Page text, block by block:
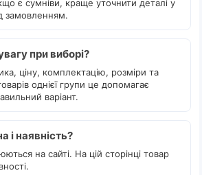
є сумніви, краще уточнити деталі у
замовленням.
при виборі?
ціну, комплектацію, розміри та
однієї групи це допомагає
варіант.
і наявність?
на сайті. На цій сторінці товар